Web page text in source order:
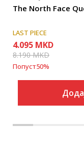
The North Face
LAST PIECE
4.095 MKD
8.190MKD
Попуст50%